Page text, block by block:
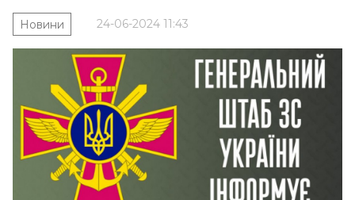
24-06-2024 11:43
Новини